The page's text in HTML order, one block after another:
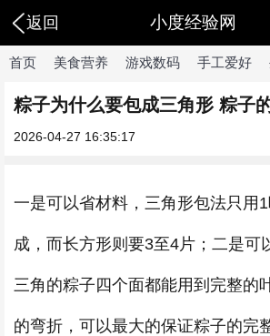
返回 小度经验网
首页 美食营养 游戏数码 手工爱好
粽子为什么要包成三角形 粽子
2026-04-27 16:35:17
一是可以省材料，三角形包法只用
成，而长方形则要3至4片；二是可
三角的粽子四个面都能用到完整的
的弯折，可以最大的保证粽子的完